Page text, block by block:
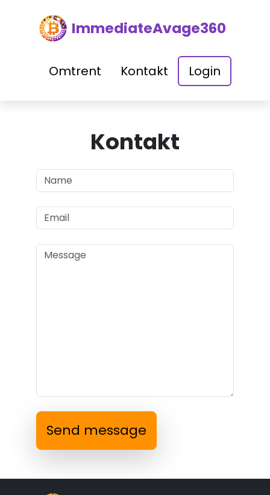
ImmediateAvage360
Omtrent Kontakt Login
Kontakt
Send message